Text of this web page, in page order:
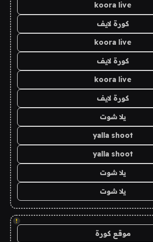
koora live
كورة لايف
koora live
كورة لايف
koora live
كورة لايف
يلا شوت
yalla shoot
yalla shoot
يلا شوت
يلا شوت
!
موقع كورة